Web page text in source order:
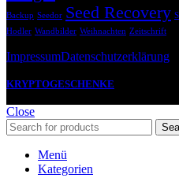
Backup Seedor Seed Recovery
Hodler Wandbilder Weihnachten Zeitschrift
ImpressumDatenschutzerklärung
KRYPTOGESCHENKE
Close
Menü
Kategorien